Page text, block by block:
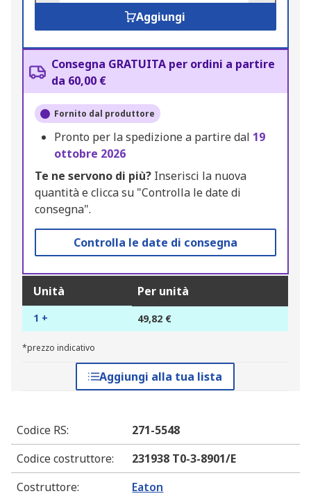
Aggiungi
Consegna GRATUITA per ordini a partire
da 60,00 €
Fornito dal produttore
Pronto per la spedizione a partire dal 19
ottobre 2026
Te ne servono di più? Inserisci la nuova
quantità e clicca su "Controlla le date di
consegna".
Controlla le date di consegna
Unità Per unità
1 + 49,82 €
*prezzo indicativo
Aggiungi alla tua lista
Codice RS:
271-5548
Codice costruttore:
231938 T0-3-8901/E
Costruttore: Eaton